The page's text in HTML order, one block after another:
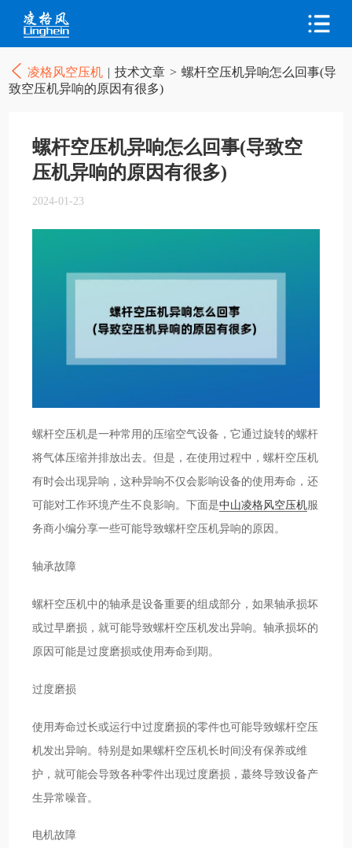
凌格风空压机 | 技术文章 > 螺杆空压机异响怎么回事(导
致空压机异响的原因有很多)
螺杆空压机异响怎么回事(导致空
压机异响的原因有很多)
2024-01-23
螺杆空压机是一种常用的压缩空气设备，它通过旋转的螺杆
将气体压缩并排放出去。但是，在使用过程中，螺杆空压机
有时会出现异响，这种异响不仅会影响设备的使用寿命，还
可能对工作环境产生不良影响。下面是中山凌格风空压机服
务商小编分享一些可能导致螺杆空压机异响的原因。
轴承故障
螺杆空压机中的轴承是设备重要的组成部分，如果轴承损坏
或过早磨损，就可能导致螺杆空压机发出异响。轴承损坏的
原因可能是过度磨损或使用寿命到期。
过度磨损
使用寿命过长或运行中过度磨损的零件也可能导致螺杆空压
机发出异响。特别是如果螺杆空压机长时间没有保养或维
护，就可能会导致各种零件出现过度磨损，蕞终导致设备产
生异常噪音。
电机故障